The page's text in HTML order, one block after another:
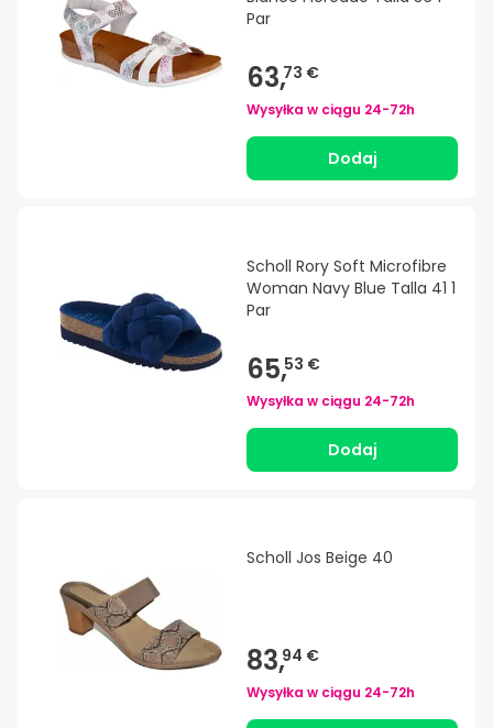
Par
63,73 €
Wysyłka w ciągu 24-72h
Dodaj
Scholl Rory Soft Microfibre
Woman Navy Blue Talla 41 1
Par
65,53 €
Wysyłka w ciągu 24-72h
Dodaj
Scholl Jos Beige 40
83,94 €
Wysyłka w ciągu 24-72h